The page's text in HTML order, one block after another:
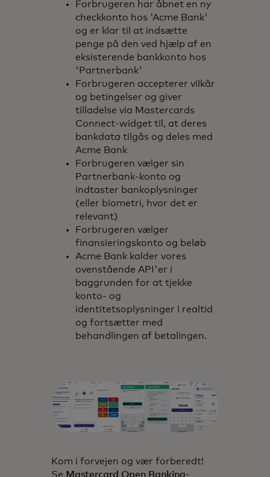
Forbrugeren har åbnet en ny
checkkonto hos 'Acme Bank'
og er klar til at indsætte
penge på den ved hjælp af en
eksisterende bankkonto hos
'Partnerbank'
Forbrugeren accepterer vilkår
og betingelser og giver
tilladelse via Mastercards
Connect-widget til, at deres
bankdata tilgås og deles med
Acme Bank
Forbrugeren vælger sin
Partnerbank-konto og
indtaster bankoplysninger
(eller biometri, hvor det er
relevant)
Forbrugeren vælger
finansieringskonto og beløb
Acme Bank kalder vores
ovenstående API'er i
baggrunden for at tjekke
konto- og
identitetsoplysninger i realtid
og fortsætter med
behandlingen af betalingen.
Kom i forvejen og vær forberedt!
Se Mastercard Open Banking-